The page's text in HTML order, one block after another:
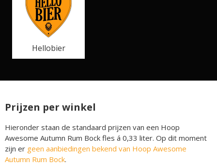
Hellobier
Prijzen per winkel
Hieronder staan de standaard prijzen van een Hoop
Awesome Autumn Rum Bock fles á 0,33 liter. Op dit moment
zijn er geen aanbiedingen bekend van Hoop Awesome
Autumn Rum Bock.